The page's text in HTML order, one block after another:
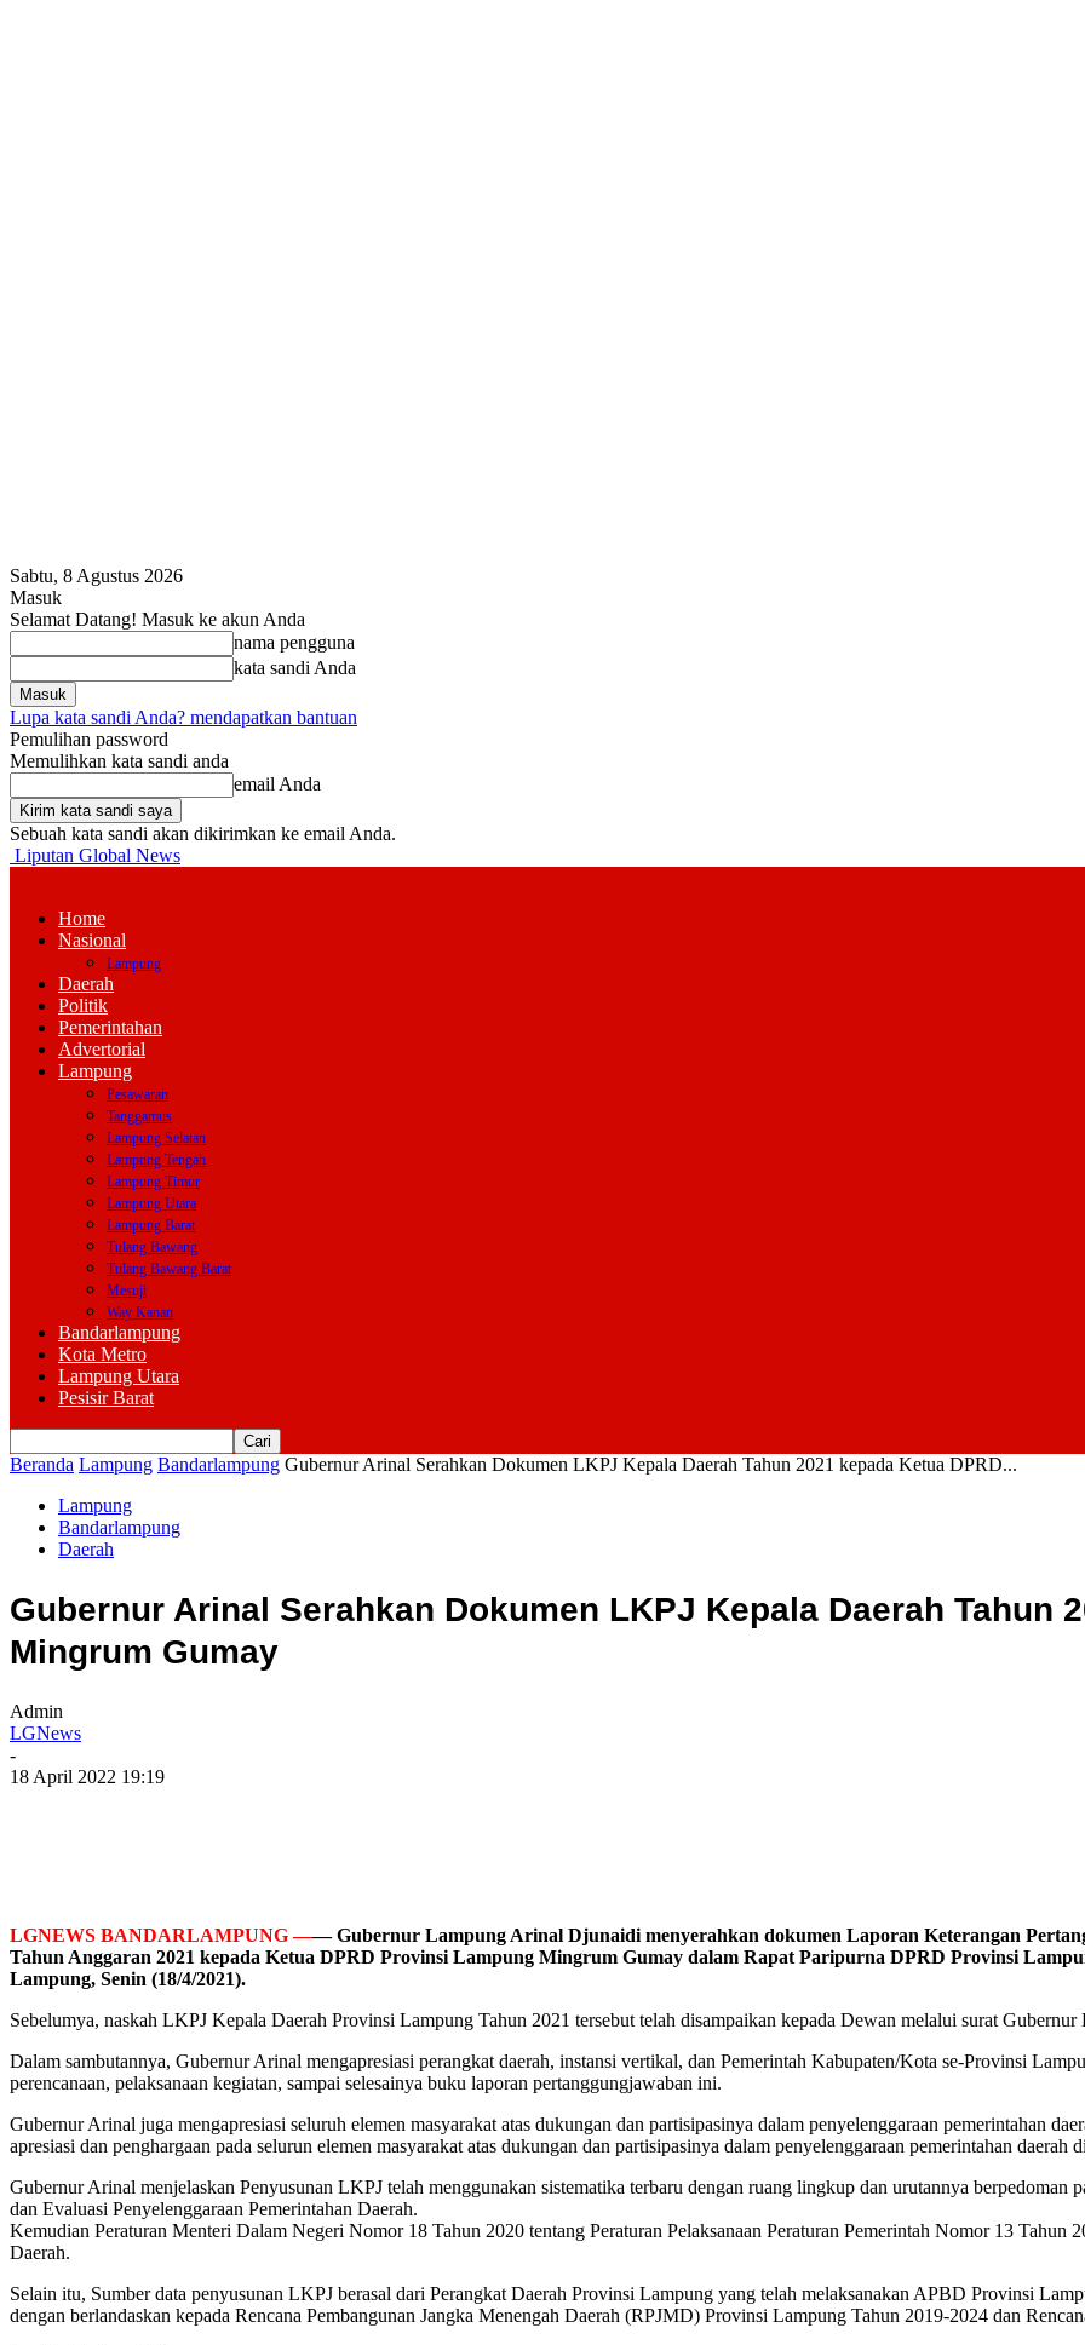
Sabtu, 8 Agustus 2026
Masuk
Selamat Datang! Masuk ke akun Anda
nama pengguna
kata sandi Anda
Lupa kata sandi Anda? mendapatkan bantuan
Pemulihan password
Memulihkan kata sandi anda
email Anda
Sebuah kata sandi akan dikirimkan ke email Anda.
Liputan Global News
Home
Nasional
Lampung
Daerah
Politik
Pemerintahan
Advertorial
Lampung
Pesawaran
Tanggamus
Lampung Selatan
Lampung Tengah
Lampung Timur
Lampung Utara
Lampung Barat
Tulang Bawang
Tulang Bawang Barat
Mesuji
Way Kanan
Bandarlampung
Kota Metro
Lampung Utara
Pesisir Barat
Beranda Lampung Bandarlampung Gubernur Arinal Serahkan Dokumen LKPJ Kepala Daerah Tahun 2021 kepada Ketua DPRD...
Lampung
Bandarlampung
Daerah
Gubernur Arinal Serahkan Dokumen LKPJ Kepala Daerah Tahun
Mingrum Gumay
Admin
LGNews
-
18 April 2022 19:19
LGNEWS BANDARLAMPUNG —— Gubernur Lampung Arinal Djunaidi menyerahkan dokumen Laporan Keterangan
Tahun Anggaran 2021 kepada Ketua DPRD Provinsi Lampung Mingrum Gumay dalam Rapat Paripurna DPRD Provinsi
Lampung, Senin (18/4/2021).
Sebelumya, naskah LKPJ Kepala Daerah Provinsi Lampung Tahun 2021 tersebut telah disampaikan kepada Dewan melalui surat
Dalam sambutannya, Gubernur Arinal mengapresiasi perangkat daerah, instansi vertikal, dan Pemerintah Kabupaten/Kota se-Provinsi
perencanaan, pelaksanaan kegiatan, sampai selesainya buku laporan pertanggungjawaban ini.
Gubernur Arinal juga mengapresiasi seluruh elemen masyarakat atas dukungan dan partisipasinya dalam penyelenggaraan pemerintahan
apresiasi dan penghargaan pada selurun elemen masyarakat atas dukungan dan partisipasinya dalam penyelenggaraan pemerintahan
Gubernur Arinal menjelaskan Penyusunan LKPJ telah menggunakan sistematika terbaru dengan ruang lingkup dan urutannya berpedoman
dan Evaluasi Penyelenggaraan Pemerintahan Daerah.
Kemudian Peraturan Menteri Dalam Negeri Nomor 18 Tahun 2020 tentang Peraturan Pelaksanaan Peraturan Pemerintah Nomor 13 Tahun
Daerah.
Selain itu, Sumber data penyusunan LKPJ berasal dari Perangkat Daerah Provinsi Lampung yang telah melaksanakan APBD Provinsi
dengan berlandaskan kepada Rencana Pembangunan Jangka Menengah Daerah (RPJMD) Provinsi Lampung Tahun 2019-2024 dan